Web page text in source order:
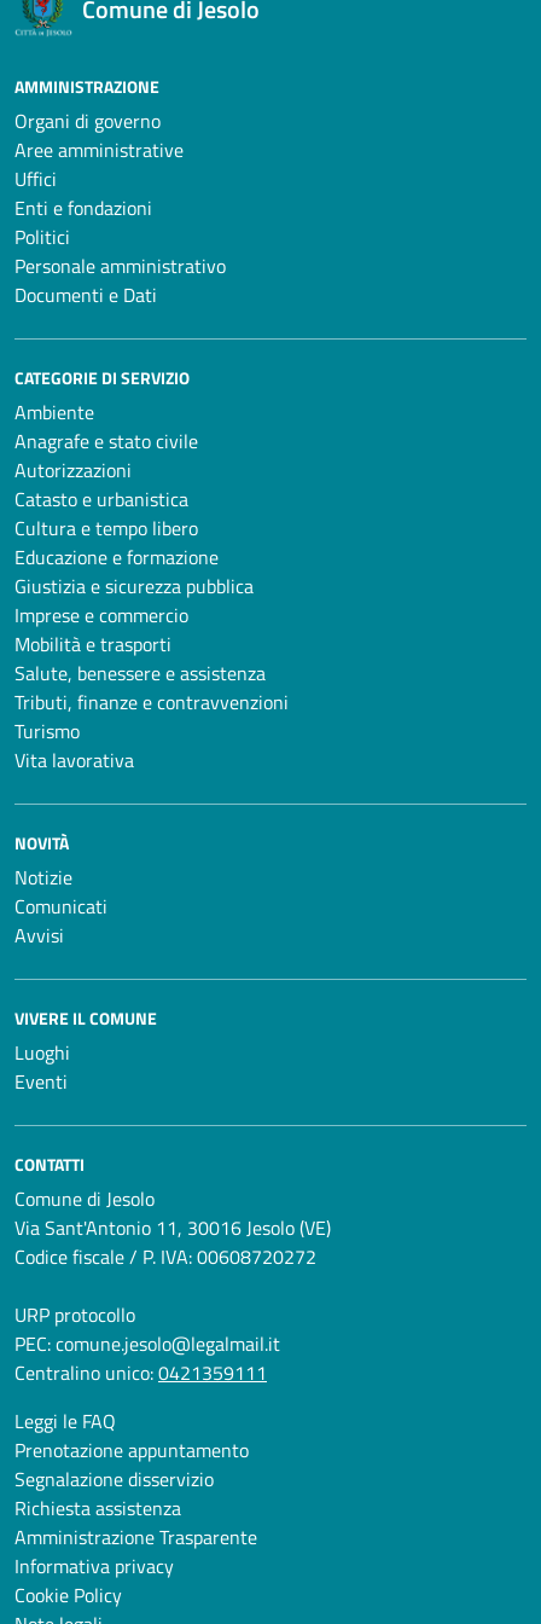
Comune di Jesolo
AMMINISTRAZIONE
Organi di governo
Aree amministrative
Uffici
Enti e fondazioni
Politici
Personale amministrativo
Documenti e Dati
CATEGORIE DI SERVIZIO
Ambiente
Anagrafe e stato civile
Autorizzazioni
Catasto e urbanistica
Cultura e tempo libero
Educazione e formazione
Giustizia e sicurezza pubblica
Imprese e commercio
Mobilità e trasporti
Salute, benessere e assistenza
Tributi, finanze e contravvenzioni
Turismo
Vita lavorativa
NOVITÀ
Notizie
Comunicati
Avvisi
VIVERE IL COMUNE
Luoghi
Eventi
CONTATTI
Comune di Jesolo
Via Sant'Antonio 11, 30016 Jesolo (VE)
Codice fiscale / P. IVA: 00608720272
URP protocollo
PEC:comune.jesolo@legalmail.it
Centralino unico:0421359111
Leggi le FAQ
Prenotazione appuntamento
Segnalazione disservizio
Richiesta assistenza
Amministrazione Trasparente
Informativa privacy
Cookie Policy